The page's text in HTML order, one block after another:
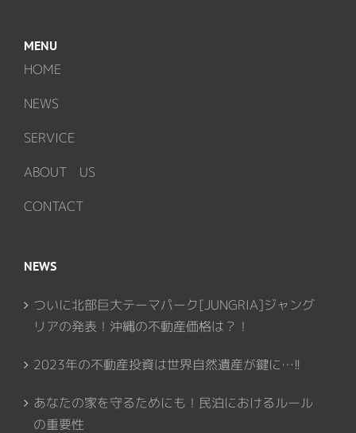
MENU
HOME
NEWS
SERVICE
ABOUT US
CONTACT
NEWS
ついに北部巨大テーマパーク[JUNGRIA]ジャング
リアの発表！沖縄の不動産価格は？！
2023年の不動産投資は世界自然遺産が鍵に…!!
あなたの家を守るためにも！民泊におけるルール
の重要性